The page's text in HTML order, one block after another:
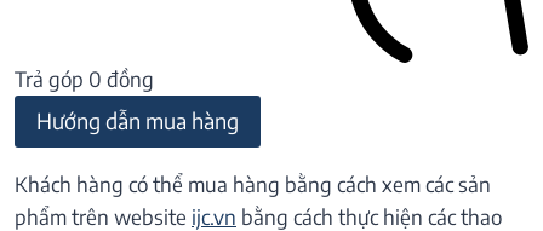
Trả góp 0 đồng
Hướng dẫn mua hàng
Khách hàng có thể mua hàng bằng cách xem các sản
phẩm trên website ijc.vn bằng cách thực hiện các thao